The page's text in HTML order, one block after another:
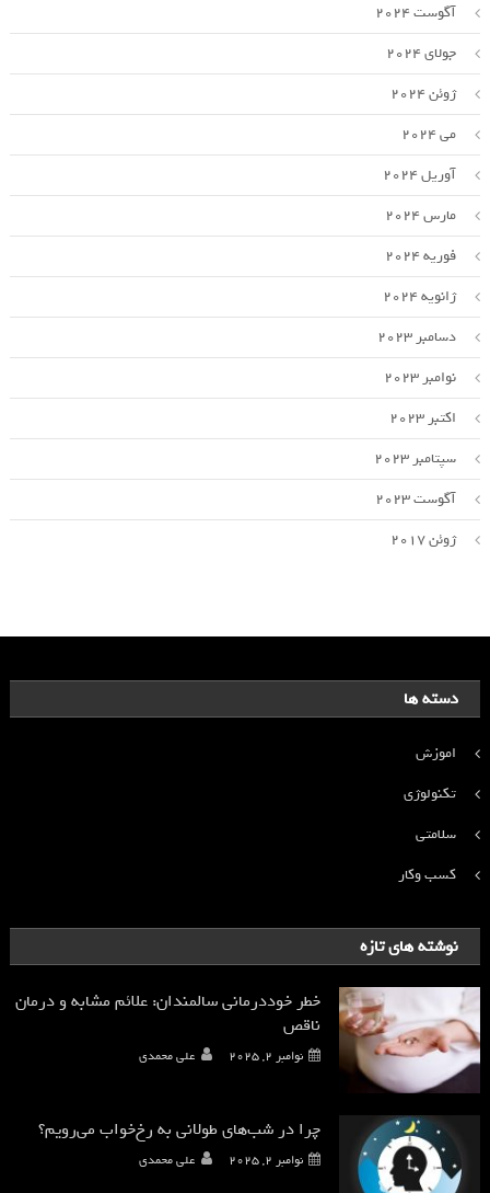
آگوست 2024
جولای 2024
ژوئن 2024
می 2024
آوریل 2024
مارس 2024
فوریه 2024
ژانویه 2024
دسامبر 2023
نوامبر 2023
اکتبر 2023
سپتامبر 2023
آگوست 2023
ژوئن 2017
دسته ها
اموزش
تکنولوژی
سلامتی
کسب وکار
نوشته های تازه
خطر خوددرمانی سالمندان: علائم مشابه و درمان
ناقص
نوامبر 2, 2025 علی محمدی
چرا در شب‌های طولانی به رخ‌خواب می‌رویم؟
نوامبر 2, 2025 علی محمدی